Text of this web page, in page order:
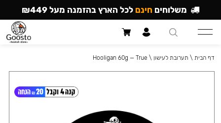
דף הבית \ תערובת לעישון \
Hooligan 60g — True
משלוחים חינם לכל הארץ בהזמנה מעל ₪449